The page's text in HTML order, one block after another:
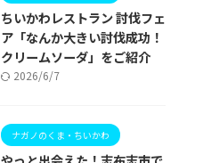
ちいかわレストラン 討伐フェ
ア「なんか大きい討伐成功！
クリームソーダ」をご紹介
2026/6/7
ナガノのくま・ちいかわ